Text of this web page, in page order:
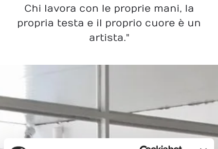
Chi lavora con le proprie mani, la
propria testa e il proprio cuore è un
artista."